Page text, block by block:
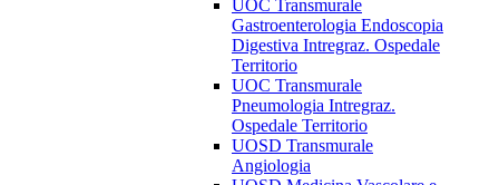
UOC Transmurale
Gastroenterologia Endoscopia
Digestiva Intregraz. Ospedale
Territorio
UOC Transmurale
Pneumologia Intregraz.
Ospedale Territorio
UOSD Transmurale
Angiologia